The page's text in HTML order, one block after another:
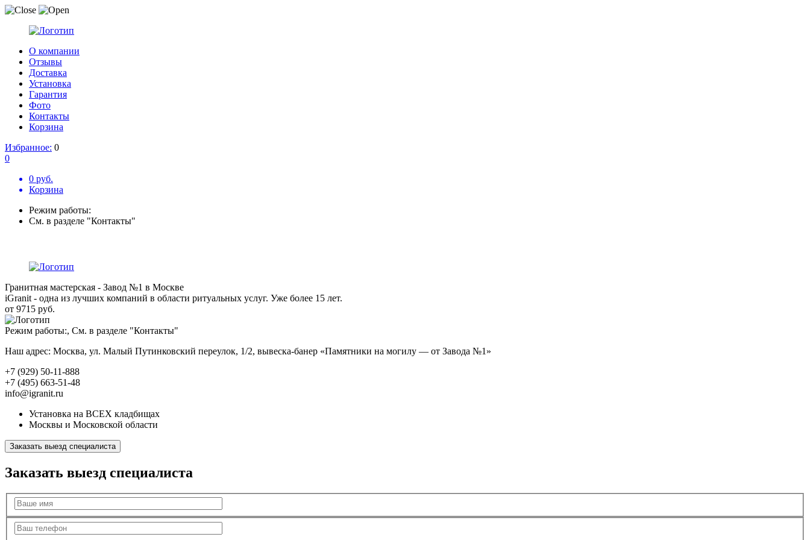
О компании
Отзывы
Доставка
Установка
Гарантия
Фото
Контакты
Корзина
Избранное: 0
0
0 руб.
Корзина
Режим работы:
См. в разделе "Контакты"
Гранитная мастерская - Завод №1 в Москве
iGranit - одна из лучших компаний в области ритуальных услуг. Уже более 15 лет.
от 9715 руб.
Режим работы:, См. в разделе "Контакты"
Наш адрес: Москва, ул. Малый Путинковский переулок, 1/2, вывеска-банер «Памятники на могилу — от Завода №1»
+7 (929) 50-11-888
+7 (495) 663-51-48
info@igranit.ru
Установка на ВСЕХ кладбищах
Москвы и Московской области
Заказать выезд специалиста
Заказать выезд специалиста